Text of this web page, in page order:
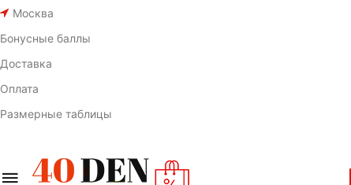
Москва
Бонусные баллы
Доставка
Оплата
Размерные таблицы